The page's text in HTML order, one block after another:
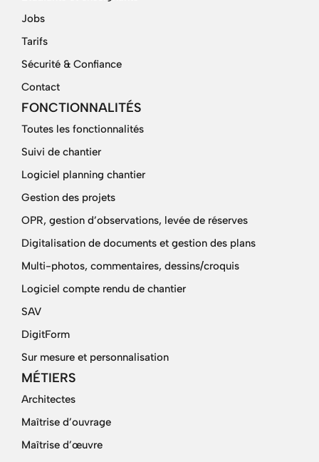
Jobs
Tarifs
Sécurité & Confiance
Contact
FONCTIONNALITÉS
Toutes les fonctionnalités
Suivi de chantier
Logiciel planning chantier
Gestion des projets
OPR, gestion d’observations, levée de réserves
Digitalisation de documents et gestion des plans
Multi-photos, commentaires, dessins/croquis
Logiciel compte rendu de chantier
SAV
DigitForm
Sur mesure et personnalisation
MÉTIERS
Architectes
Maîtrise d’ouvrage
Maîtrise d’œuvre